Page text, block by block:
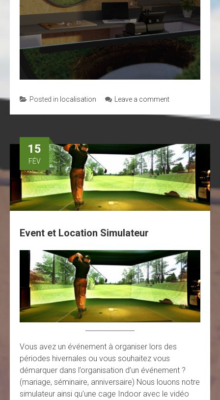
Posted in localisation Leave a comment
15
FÉV
Event et Location Simulateur
Vous avez un événement à organiser lors des
périodes hivernales ou vous souhaitez vous
démarquer dans l’organisation d’un événement ?
(mariage, séminaire, anniversaire) Nous louons notre
simulateur ainsi qu’une cage Indoor avec le vidéo